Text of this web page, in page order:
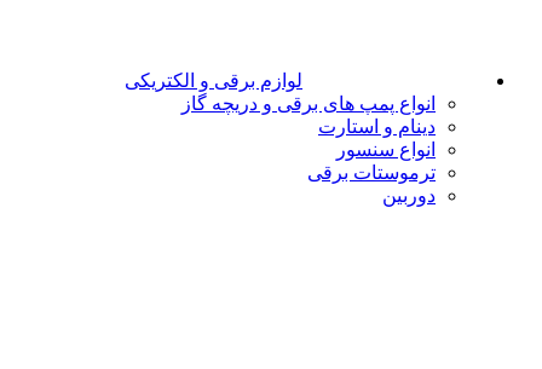
لوازم برقی و الکتریکی
انواع پمپ های برقی و دریچه گاز
دینام و استارت
انواع سنسور
ترموستات برقی
دوربین